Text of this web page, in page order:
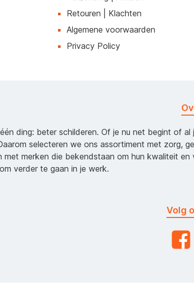
Retouren | Klachten
Algemene voorwaarden
Privacy Policy
ding: beter schilderen. Of je nu net begint of
selecteren we ons assortiment met zorg,
met merken die bekendstaan om hun kwaliteit
verder te gaan in je werk.
Volg